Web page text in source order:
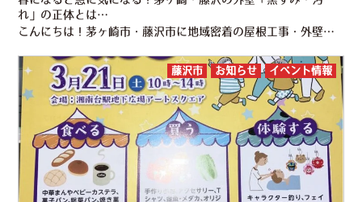
れ」の正体とは…
こんにちは！茅ヶ崎市・藤沢市に地域密着の屋根工事・外壁塗装専門店 株式会社かなえるです！ 外壁や屋根のメンテナンスって、なんとな～く「難しそう…」「お金がかかりそう…」というイメージがありますよね…。 こ…
藤沢市 お知らせ イベント情報